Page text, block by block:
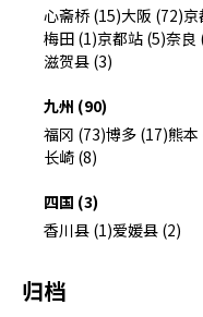
心斋桥 (15)大阪 (72)京
梅田 (1)京都站 (5)奈良
滋贺县 (3)
九州 (90)
福冈 (73)博多 (17)熊本
长崎 (8)
四国 (3)
香川县 (1)爱媛县 (2)
归档